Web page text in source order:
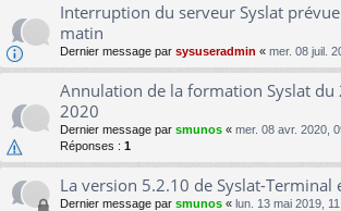
Interruption du serveur Syslat
matin
Dernier message par sysuseradmin « mer. 08 juil.
Annulation de la formation Syslat du
2020
Dernier message par smunos « mer. 08 avr. 2020,
Réponses : 1
La version 5.2.10 de Syslat-Terminal
Dernier message par smunos « lun. 13 mai 2019,